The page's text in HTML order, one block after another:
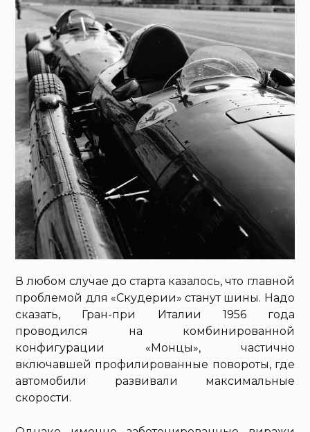
В любом случае до старта казалось, что главной
проблемой для «Скудерии» станут шины. Надо
сказать, Гран-при Италии 1956 года
проводился на комбинированной
конфигурации «Монцы», частично
включавшей профилированные повороты, где
автомобили развивали максимальные
скорости.